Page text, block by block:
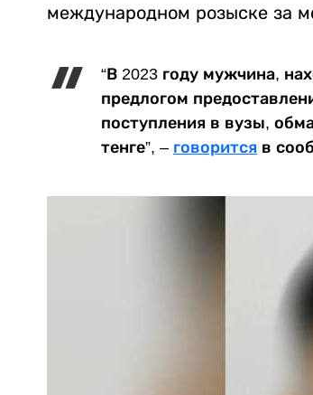
международном розыске за
“В 2023 году мужчина,
предлогом
поступления в вузы,
тенге”, – говорится в